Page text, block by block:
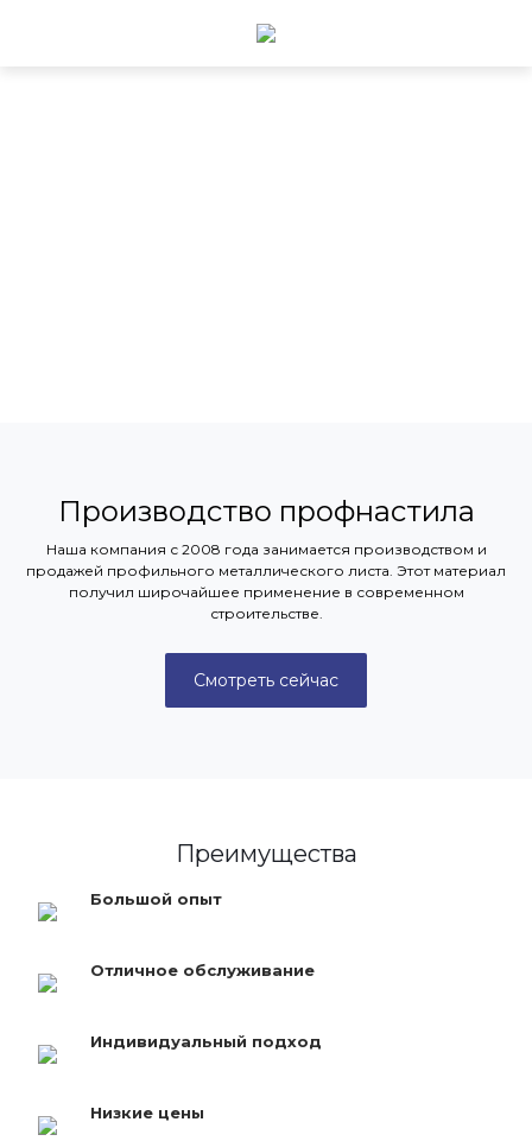
Производство профнастила
Наша компания с 2008 года занимается производством и
продажей профильного металлического листа. Этот материал
получил широчайшее применение в современном
строительстве.
Смотреть сейчас
Преимущества
Большой опыт
Отличное обслуживание
Индивидуальный подход
Низкие цены